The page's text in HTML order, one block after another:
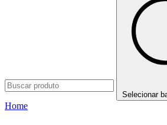
Selecionar
Home